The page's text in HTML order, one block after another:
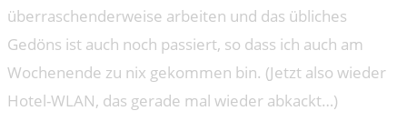
überraschenderweise arbeiten und das übliches
Gedöns ist auch noch passiert, so dass ich auch am
Wochenende zu nix gekommen bin. (Jetzt also wieder
Hotel-WLAN, das gerade mal wieder abkackt…)